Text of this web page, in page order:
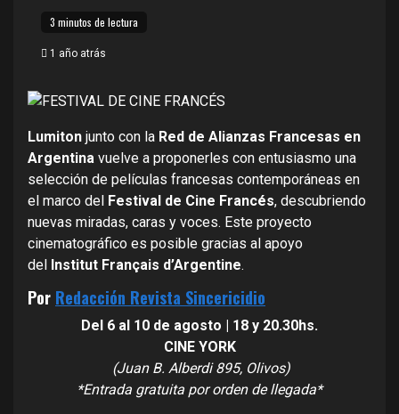
3 minutos de lectura
1 año atrás
Lumiton junto con la Red de Alianzas Francesas en
Argentina vuelve a proponerles con entusiasmo una
selección de películas francesas contemporáneas en
el marco del Festival de Cine Francés, descubriendo
nuevas miradas, caras y voces. Este proyecto
cinematográfico es posible gracias al apoyo
del Institut Français d’Argentine.
Por Redacción Revista Sincericidio
Del 6 al 10 de agosto | 18 y 20.30hs.
CINE YORK
(Juan B. Alberdi 895, Olivos)
*Entrada gratuita por orden de llegada*